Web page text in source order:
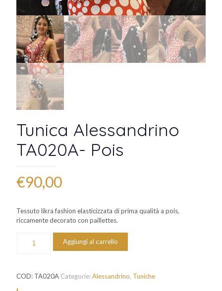
Tunica Alessandrino
TA020A- Pois
€90,00
Tessuto likra fashion elasticizzata di prima qualità a pois,
riccamente decorato con paillettes.
Alessandrino
quantità
Aggiungi al carrello
COD: TA020A Categorie:Alessandrino, Tuniche